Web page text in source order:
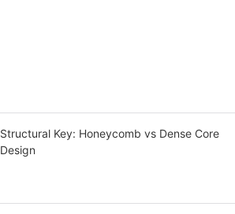
Structural Key: Honeycomb vs Dense Core
Design